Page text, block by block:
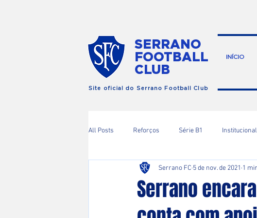
SERRANO
FOOTBALL
CLUB
INÍCIO
Site oficial do Serrano Football Club
All Posts Reforços Série B1 Institucional
Serrano
Serrano FC 5 de nov. de 2021 1